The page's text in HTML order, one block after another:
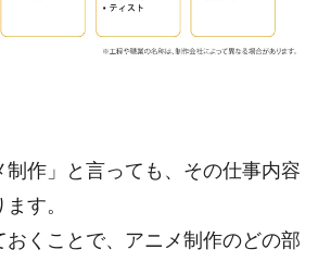
制作」と言っても、その仕事内容
す。
おくことで、アニメ制作のどの部